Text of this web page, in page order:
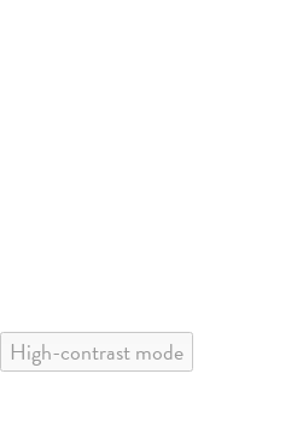
High-contrast mode